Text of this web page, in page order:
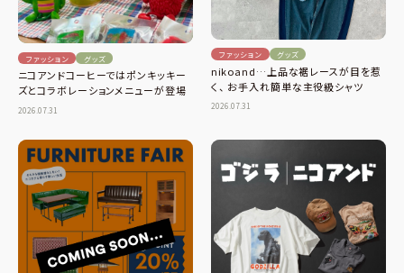
ファッション グッズ
ニコアンドコーヒーではポンキッキー
ズとコラボレーションメニューが登場
2026.07.31
ファッション グッズ
nikoand…上品な裾レースが目を惹
く、 お手入れ簡単な主役級シャツ
2026.07.31